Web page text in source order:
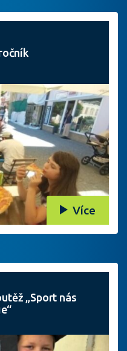
Více
„Sport nás